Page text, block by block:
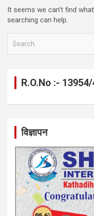
It seems we can’t find
searching can help.
R.O.No :-
विज्ञापन